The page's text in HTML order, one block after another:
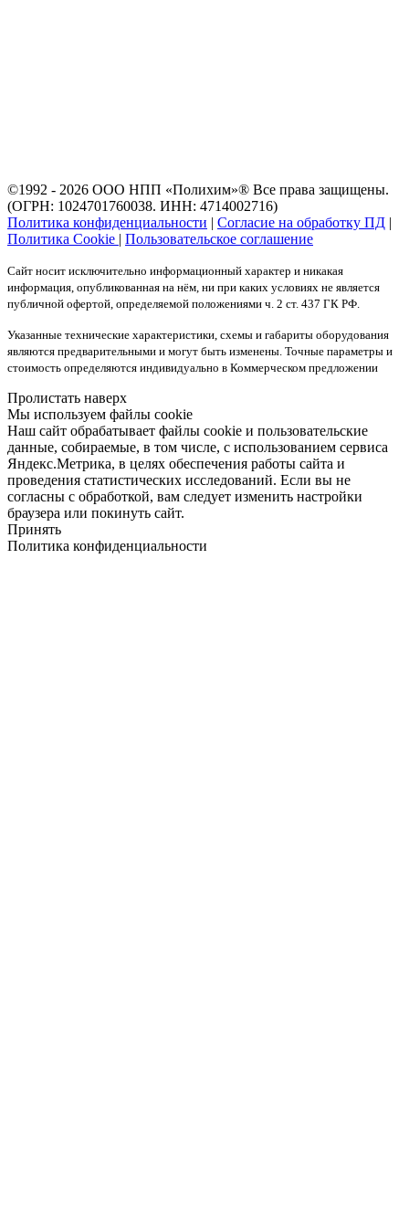
©1992 - 2026 ООО НПП «Полихим»® Все права защищены.
(ОГРН: 1024701760038. ИНН: 4714002716)
Политика конфиденциальности | Согласие на обработку ПД |
Политика Cookie | Пользовательское соглашение
Сайт носит исключительно информационный характер и никакая
информация, опубликованная на нём, ни при каких условиях не является
публичной офертой, определяемой положениями ч. 2 ст. 437 ГК РФ.
Указанные технические характеристики, схемы и габариты оборудования
являются предварительными и могут быть изменены. Точные параметры и
стоимость определяются индивидуально в Коммерческом предложении
Пролистать наверх
Мы используем файлы cookie
Наш сайт обрабатывает файлы cookie и пользовательские
данные, собираемые, в том числе, с использованием сервиса
Яндекс.Метрика, в целях обеспечения работы сайта и
проведения статистических исследований. Если вы не
согласны с обработкой, вам следует изменить настройки
браузера или покинуть сайт.
Принять
Политика конфиденциальности